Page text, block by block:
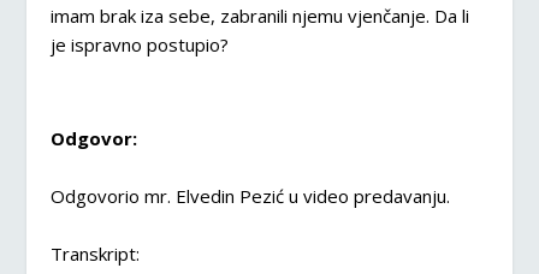
imam brak iza sebe, zabranili njemu vjenčanje. Da li
je ispravno postupio?
Odgovor:
Odgovorio mr. Elvedin Pezić u video predavanju.
Transkript: